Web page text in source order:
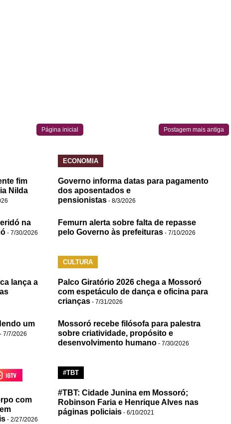
Postagem mais antiga
Página inicial
fim
Nilda
na
- 7/30/2026
ECONOMIA
Governo informa datas para pagamento
dos aposentados e
pensionistas - 8/3/2026
Femurn alerta sobre falta de repasse
pelo Governo às prefeituras - 7/10/2026
lança a
um
- 7/7/2026
CULTURA
Palco Giratório 2026 chega a Mossoró
com espetáculo de dança e oficina para
crianças - 7/31/2026
Mossoró recebe filósofa para palestra
sobre criatividade, propósito e
desenvolvimento humano - 7/30/2026
com
- 2/27/2026
#TBT
#TBT: Cidade Junina em Mossoró;
Robinson Faria e Henrique Alves nas
páginas policiais - 6/10/2021